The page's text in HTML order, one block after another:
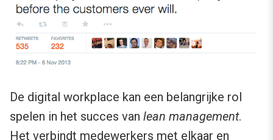
De digital workplace kan een belangrijke rol
spelen in het succes van lean management.
Het verbindt medewerkers met elkaar en